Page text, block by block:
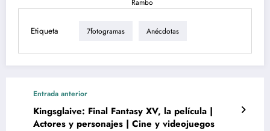
Etiqueta 7fotogramas Anécdotas
Entrada anterior
Kingsglaive: Final Fantasy XV, la película |
Actores y personajes | Cine y videojuegos